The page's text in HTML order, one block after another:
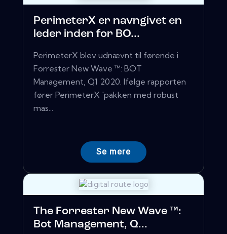
PerimeterX er navngivet en
leder inden for BO...
PerimeterX blev udnævnt til førende i
Forrester New Wave ™: BOT
Management, Q1 2020. Ifølge rapporten
fører PerimeterX 'pakken med robust
mas...
Se mere
The Forrester New Wave ™:
Bot Management, Q...